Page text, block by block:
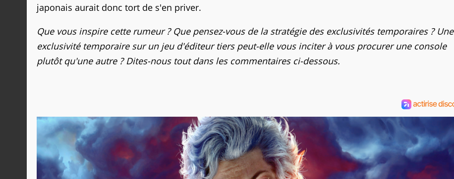
japonais aurait donc tort de s'en priver.
Que vous inspire cette rumeur ? Que pensez-vous de la stratégie des exclusivités temporaires ? Une
exclusivité temporaire sur un jeu d'éditeur tiers peut-elle vous inciter à vous procurer une console
plutôt qu'une autre ? Dites-nous tout dans les commentaires ci-dessous.